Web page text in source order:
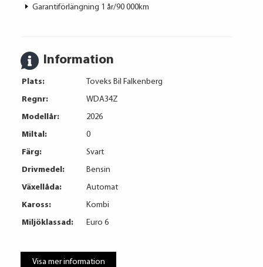
Garantiförlängning 1 år/90 000km
Information
Plats:
Toveks Bil Falkenberg
Regnr:
WDA34Z
Modellår:
2026
Miltal:
0
Färg:
Svart
Drivmedel:
Bensin
Växellåda:
Automat
Kaross:
Kombi
Miljöklassad:
Euro 6
Visa mer information